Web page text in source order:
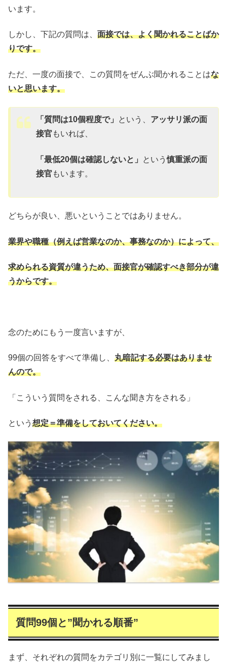
います。
しかし、下記の質問は、 面接では、よく聞かれることばか
りです。
ただ、一度の面接で、この質問をぜんぶ聞かれることはな
いと思います。
「質問は10個程度で」 という、 アッサリ派の面
接官もいれば、
「最低20個は確認しないと」 という慎重派の面
接官もいます。
どちらが良い、悪いということではありません。
業界や職種（例えば営業なのか、事務なのか）によって、
求められる資質が違うため、面接官が確認すべき部分が違
うからです。
念のためにもう一度言いますが、
99個の回答をすべて準備し、 丸暗記する必要はありませ
んので。
「こういう質問をされる、こんな聞き方をされる」
という 想定＝準備をしておいてください。
質問99個と”聞かれる順番”
まず、それぞれの質問をカテゴリ別に一覧にしてみまし